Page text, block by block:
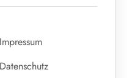
Impressum
Datenschutz